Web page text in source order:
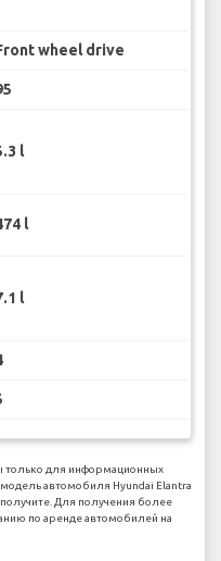
wheel drive
l
l
l
только для информационных
автомобиля Hyundai Elantra
Для получения более
по аренде автомобилей на